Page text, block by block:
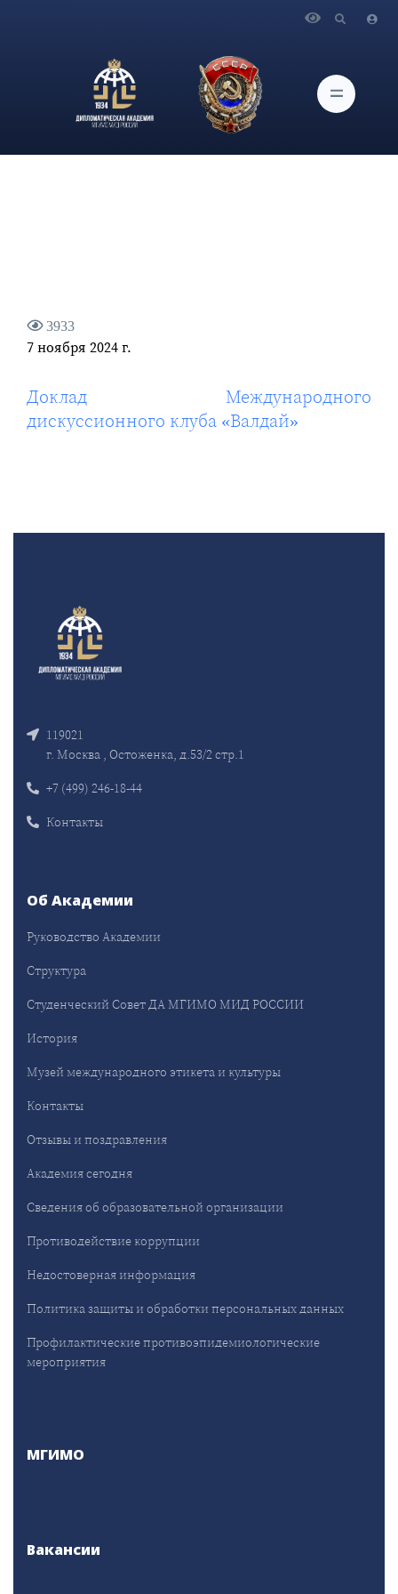
3933
7 ноября 2024 г.
Доклад Международного
дискуссионного клуба «Валдай»
119021
г. Москва , Остоженка, д.53/2 стр.1
+7 (499) 246-18-44
Контакты
Об Академии
Руководство Академии
Структура
Студенческий Совет ДА МГИМО МИД РОССИИ
История
Музей международного этикета и культуры
Контакты
Отзывы и поздравления
Академия сегодня
Сведения об образовательной организации
Противодействие коррупции
Недостоверная информация
Политика защиты и обработки персональных данных
Профилактические противоэпидемиологические
мероприятия
МГИМО
Вакансии